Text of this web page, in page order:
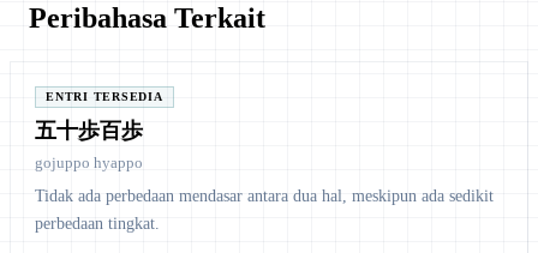
Peribahasa Terkait
ENTRI TERSEDIA
五十歩百歩
gojuppo hyappo
Tidak ada perbedaan mendasar antara dua hal, meskipun ada sedikit
perbedaan tingkat.